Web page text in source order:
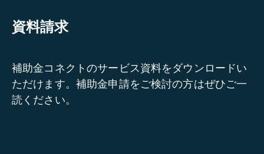
資料請求
補助金コネクトのサービス資料をダウンロードい
ただけます。補助金申請をご検討の方はぜひご一
読ください。